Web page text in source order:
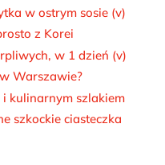
w ostrym sosie (v)
z Korei
w 1 dzień (v)
Warszawie?
kulinarnym szlakiem
szkockie ciasteczka